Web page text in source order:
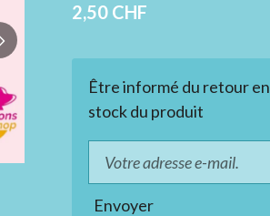
2,50 CHF
Être informé du retour en
stock du produit
Envoyer